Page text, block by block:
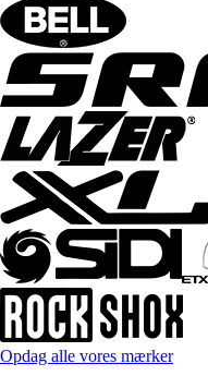
Opdag alle vores mærker